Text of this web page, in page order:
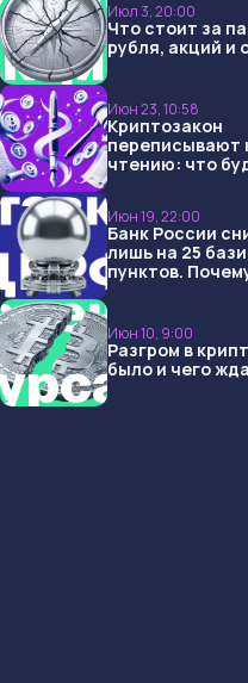
Июл 3, 20:00
Что стоит за
рубля, акций и
Июн 23, 10:58
Криптозакон
переписывают
чтению: что
Июн 19, 22:00
Банк России
лишь на 25
пунктов.
Июн 10, 9:00
Разгром в
было и чего